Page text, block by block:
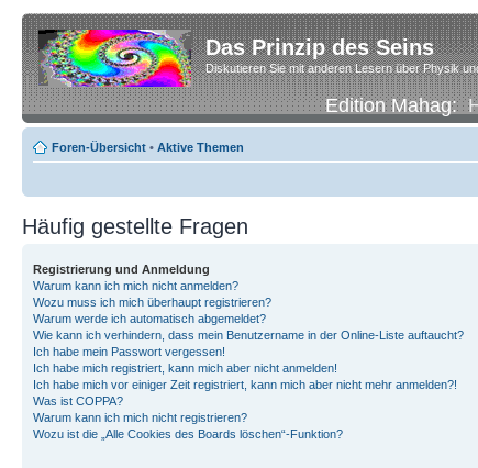
Das Prinzip des Seins
Diskutieren Sie mit anderen Lesern über Physik
Edition Mahag:
Foren-Übersicht • Aktive Themen
Häufig gestellte Fragen
Registrierung und Anmeldung
Warum kann ich mich nicht anmelden?
Wozu muss ich mich überhaupt registrieren?
Warum werde ich automatisch abgemeldet?
Wie kann ich verhindern, dass mein Benutzername in der Online-Liste auftaucht?
Ich habe mein Passwort vergessen!
Ich habe mich registriert, kann mich aber nicht anmelden!
Ich habe mich vor einiger Zeit registriert, kann mich aber nicht mehr anmelden?!
Was ist COPPA?
Warum kann ich mich nicht registrieren?
Wozu ist die „Alle Cookies des Boards löschen“-Funktion?